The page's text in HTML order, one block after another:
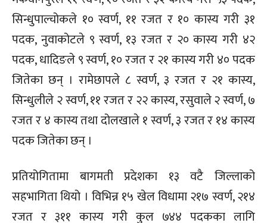
सिन्धुपाल्चोकले १० स्वर्ण, ११ रजत र १० कास्य गरी ३१
पदक, नुवाकोटले ९ स्वर्ण, १३ रजत र २० कास्य गरी ४२
पदक, धादिङले ९ स्वर्ण, १० रजत र २१ कास्य गरी ४० पदक
जितेका छन् । रामेछापले ८ स्वर्ण, ३ रजत र २१ कास्य,
सिन्धुलीले २ स्वर्ण, ११ रजत र २२ कास्य, रसुवाले २ स्वर्ण, ७
रजत र ४ कास्य तथा दोलखाले १ स्वर्ण, ३ रजत र १४ कास्य
पदक जितेका छन् ।
प्रतियोगितामा बागमती प्रदेशका १३ वटै जिल्लाको
सहभागिता थियो । विभिन्न १५ खेल विधामा २१७ स्वर्ण, २१४
रजत र ३११ कास्य गरी कुल ७४४ पदकका लागि